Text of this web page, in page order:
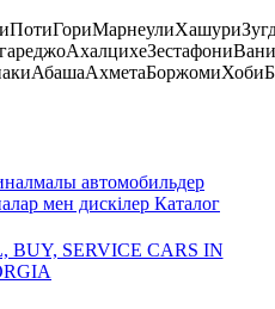
ПотиГориМарнеулиХашури
АхалцихеЗестафониВани
АбашаАхметаБоржомиХоби
автомобильдер
мен дискілер Каталог